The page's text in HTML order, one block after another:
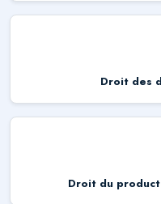
Droit des
Droit du